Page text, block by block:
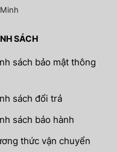
SÁCH
sách bảo mật thông
sách đổi trả
sách bảo hành
thức vận chuyển